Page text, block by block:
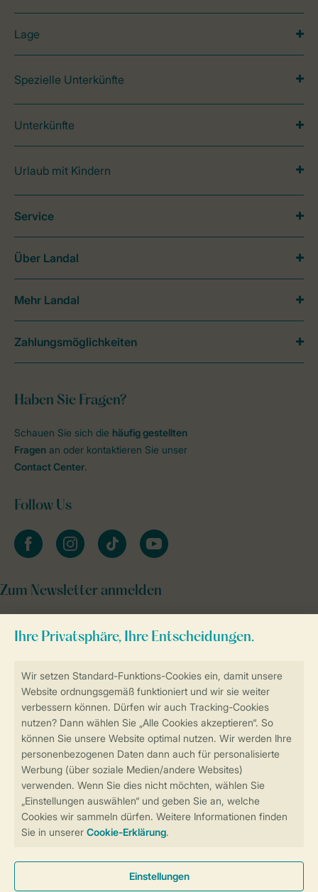
Sicherstellung Deiner Privatsphäre
Sicher und schnell zur Online-Buchung
Sichere Datenübertragung
Sicheres Bezahlen
Lage
Spezielle Unterkünfte
Unterkünfte
Urlaub mit Kindern
Haben Sie Fragen?
Schauen Sie sich die häufig gestellten
Fragen an oder kontaktieren Sie unser
Contact Center.
Follow Us
facebookinstagramtiktok youtube
Zum Newsletter anmelden
Service
Über Landal
Mehr Landal
Zahlungsmöglichkeiten